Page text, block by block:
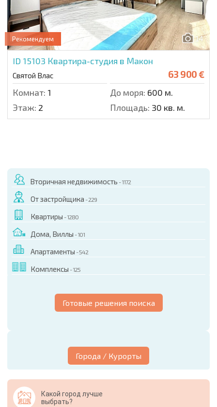
14
Рекомендуем
ID 15103 Квартира-студия в Макон
Святой Влас 63 900 €
Комнат: 1 До моря: 600 м.
Этаж: 2 Площадь: 30 кв. м.
Вторичная недвижимость - 1172
От застройщика - 229
Квартиры - 1280
Дома, Виллы - 101
Апартаменты - 542
Комплексы - 125
Готовые решения поиска
Города / Курорты
Какой город лучше
выбрать?